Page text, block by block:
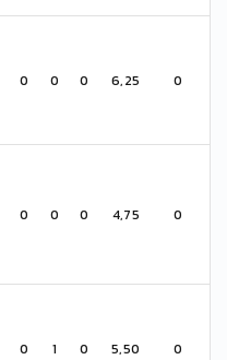
0 0 0 6,25 0
0 0 0 4,75 0
0 1 0 5,50 0